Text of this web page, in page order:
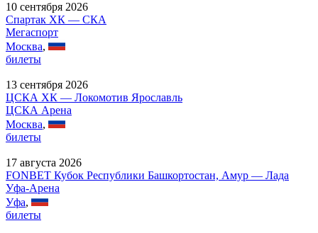
10 сентября 2026
Спартак ХК — СКА
Мегаспорт
Москва,
билеты
13 сентября 2026
ЦСКА ХК — Локомотив Ярославль
ЦСКА Арена
Москва,
билеты
17 августа 2026
FONBET Кубок Республики Башкортостан, Амур — Лада
Уфа-Арена
Уфа,
билеты